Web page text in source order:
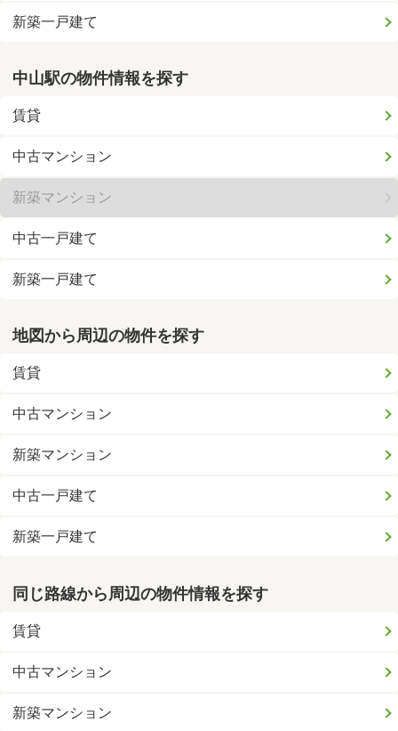
新築一戸建て
中山駅の物件情報を探す
賃貸
中古マンション
新築マンション
中古一戸建て
新築一戸建て
地図から周辺の物件を探す
賃貸
中古マンション
新築マンション
中古一戸建て
新築一戸建て
同じ路線から周辺の物件情報を探す
賃貸
中古マンション
新築マンション